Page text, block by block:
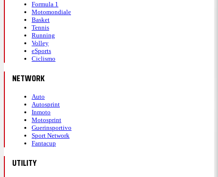
Formula 1
Motomondiale
Basket
Tennis
Running
Volley
eSports
Ciclismo
NETWORK
Auto
Autosprint
Inmoto
Motosprint
Guerinsportivo
Sport Network
Fantacup
UTILITY